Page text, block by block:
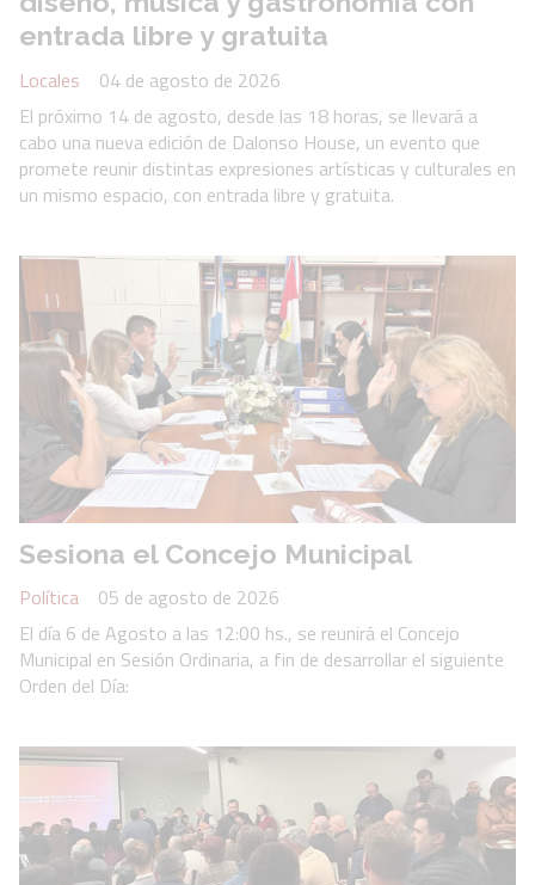
entrada libre y gratuita
Locales
04 de agosto de 2026
El próximo 14 de agosto, desde las 18 horas, se llevará a
cabo una nueva edición de Dalonso House, un evento que
promete reunir distintas expresiones artísticas y culturales en
un mismo espacio, con entrada libre y gratuita.
Sesiona el Concejo Municipal
Política
05 de agosto de 2026
El día 6 de Agosto a las 12:00 hs., se reunirá el Concejo
Municipal en Sesión Ordinaria, a fin de desarrollar el siguiente
Orden del Día: